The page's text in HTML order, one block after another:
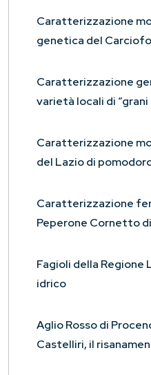
Caratterizzazione
genetica del
Caratterizzazione
varietà locali di
Caratterizzazione
del Lazio di
Caratterizzazione
Peperone Cornetto
Fagioli della
idrico
Aglio Rosso di
Castelliri, il